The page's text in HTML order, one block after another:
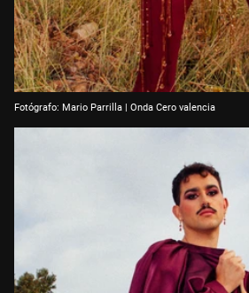
Fotógrafo: Mario Parrilla | Onda Cero valencia